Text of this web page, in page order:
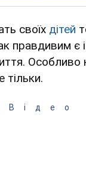
своїх дітей
правдивим
тільки.
Відео